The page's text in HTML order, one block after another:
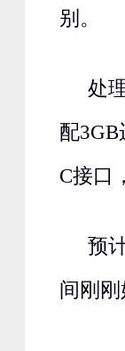
别。
处
配
C接口
预
间刚